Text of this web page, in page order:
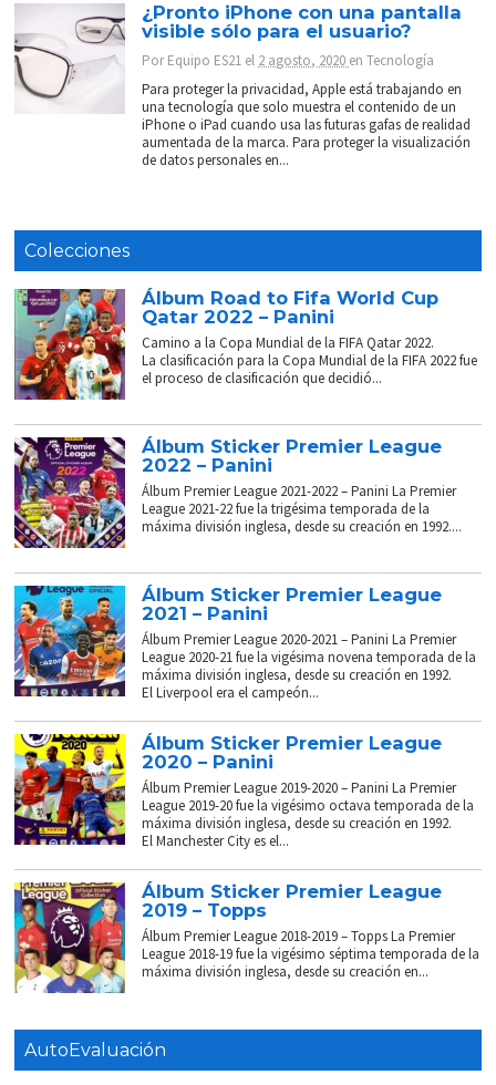
¿Pronto iPhone con una pantalla
visible sólo para el usuario?
PorEquipo ES21 el 2 agosto, 2020 enTecnología
Para proteger la privacidad, Apple está trabajando en
una tecnología que solo muestra el contenido de un
iPhone o iPad cuando usa las futuras gafas de realidad
aumentada de la marca. Para proteger la visualización
de datos personales en...
Colecciones
Álbum Road to Fifa World Cup
Qatar 2022 – Panini
Camino a la Copa Mundial de la FIFA Qatar 2022.
La clasificación para la Copa Mundial de la FIFA 2022 fue
el proceso de clasificación que decidió...
Álbum Sticker Premier League
2022 – Panini
Álbum Premier League 2021-2022 – Panini La Premier
League 2021-22 fue la trigésima temporada de la
máxima división inglesa, desde su creación en 1992....
Álbum Sticker Premier League
2021 – Panini
Álbum Premier League 2020-2021 – Panini La Premier
League 2020-21 fue la vigésima novena temporada de la
máxima división inglesa, desde su creación en 1992.
El Liverpool era el campeón...
Álbum Sticker Premier League
2020 – Panini
Álbum Premier League 2019-2020 – Panini La Premier
League 2019-20 fue la vigésimo octava temporada de la
máxima división inglesa, desde su creación en 1992.
El Manchester City es el...
Álbum Sticker Premier League
2019 – Topps
Álbum Premier League 2018-2019 – Topps La Premier
League 2018-19 fue la vigésimo séptima temporada de la
máxima división inglesa, desde su creación en...
AutoEvaluación